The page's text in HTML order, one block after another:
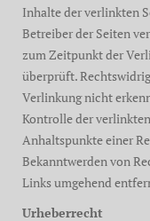
Inhalte der verlinkten
Betreiber der Seiten
zum Zeitpunkt der
überprüft.
Verlinkung nicht
Kontrolle der
Anhaltspunkte einer
Bekanntwerden von
Links umgehend
Urheberrecht